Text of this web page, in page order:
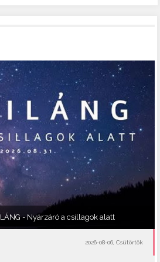
- Nyárzáró a csillagok alatt
2026-08-06, Csütörtök